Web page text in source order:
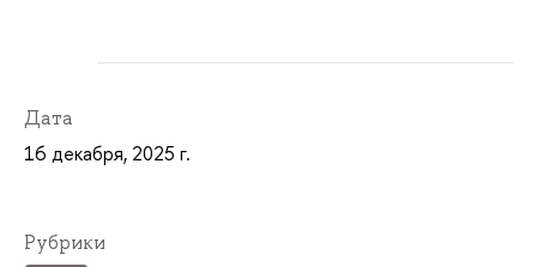
Дата
16 декабря, 2025 г.
Рубрики